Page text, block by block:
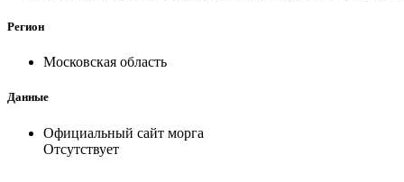
Регион
Московская область
Данные
Официальный сайт морга
Отсутствует